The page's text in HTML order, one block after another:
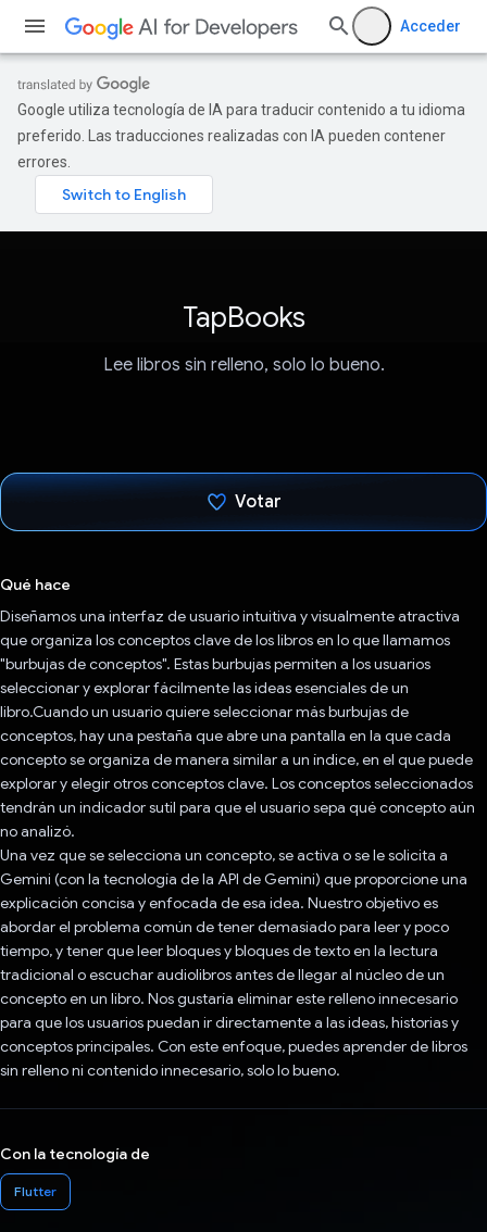
Acceder
Google utiliza tecnología de IA para traducir contenido a tu idioma
preferido. Las traducciones realizadas con IA pueden contener
errores.
TapBooks
Lee libros sin relleno, solo lo bueno.
Votar
Qué hace
Diseñamos una interfaz de usuario intuitiva y visualmente atractiva
que organiza los conceptos clave de los libros en lo que llamamos
"burbujas de conceptos". Estas burbujas permiten a los usuarios
seleccionar y explorar fácilmente las ideas esenciales de un
libro.Cuando un usuario quiere seleccionar más burbujas de
conceptos, hay una pestaña que abre una pantalla en la que cada
concepto se organiza de manera similar a un índice, en el que puede
explorar y elegir otros conceptos clave. Los conceptos seleccionados
tendrán un indicador sutil para que el usuario sepa qué concepto aún
no analizó.
Una vez que se selecciona un concepto, se activa o se le solicita a
Gemini (con la tecnología de la API de Gemini) que proporcione una
explicación concisa y enfocada de esa idea. Nuestro objetivo es
abordar el problema común de tener demasiado para leer y poco
tiempo, y tener que leer bloques y bloques de texto en la lectura
tradicional o escuchar audiolibros antes de llegar al núcleo de un
concepto en un libro. Nos gustaría eliminar este relleno innecesario
para que los usuarios puedan ir directamente a las ideas, historias y
conceptos principales. Con este enfoque, puedes aprender de libros
sin relleno ni contenido innecesario, solo lo bueno.
Con la tecnología de
Flutter